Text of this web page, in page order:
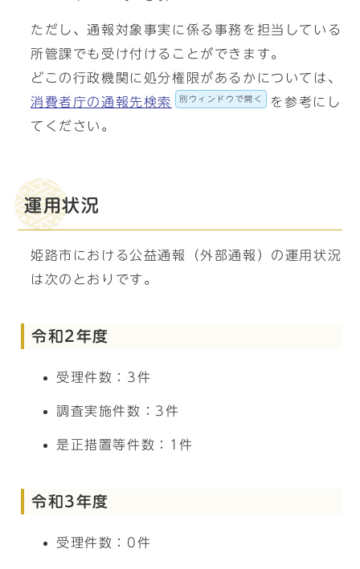
ただし、通報対象事実に係る事務を担当している
所管課でも受け付けることができます。
どこの行政機関に処分権限があるかについては、
消費者庁の通報先検索
別ウィンドウで開く
を参考にし
てください。
運用状況
姫路市における公益通報（外部通報）の運用状況
は次のとおりです。
令和2年度
受理件数：3件
調査実施件数：3件
是正措置等件数：1件
令和3年度
受理件数：0件